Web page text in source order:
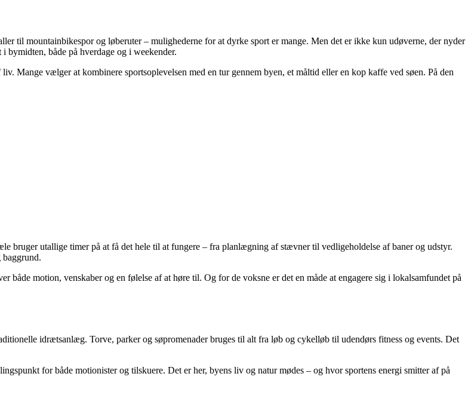
til mountainbikespor og løberuter – mulighederne for at dyrke sport er mange. Men det er ikke kun udøverne, der nyder
både på hverdage og i weekender.
Mange vælger at kombinere sportsoplevelsen med en tur gennem byen, et måltid eller en kop kaffe ved søen. På den
utallige timer på at få det hele til at fungere – fra planlægning af stævner til vedligeholdelse af baner og udstyr.
motion, venskaber og en følelse af at høre til. Og for de voksne er det en måde at engagere sig i lokalsamfundet på
idrætsanlæg. Torve, parker og søpromenader bruges til alt fra løb og cykelløb til udendørs fitness og events. Det
for både motionister og tilskuere. Det er her, byens liv og natur mødes – og hvor sportens energi smitter af på